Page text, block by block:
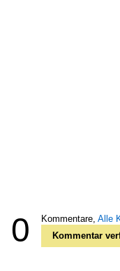
0 Kommentare, Alle
Kommentar